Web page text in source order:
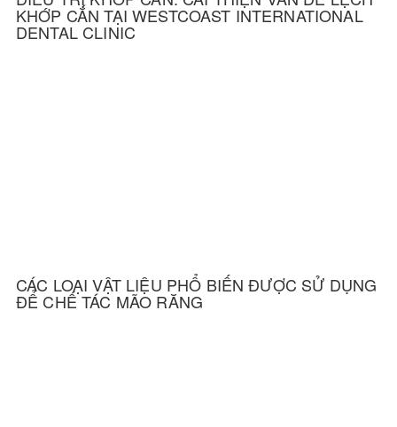
KHỚP CẮN TẠI WESTCOAST INTERNATIONAL
DENTAL CLINIC
CÁC LOẠI VẬT LIỆU PHỔ BIẾN ĐƯỢC SỬ DỤNG
ĐỂ CHẾ TÁC MÃO RĂNG